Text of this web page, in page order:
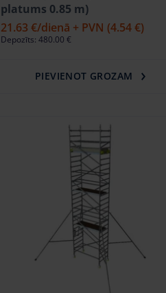
platums 0.85 m)
21.63 €/dienā + PVN (4.54 €)
Depozīts: 480.00 €
PIEVIENOT GROZAM